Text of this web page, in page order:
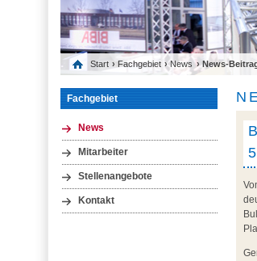
Start › Fachgebiet ›News › News-
Fachgebiet
News
Mitarbeiter
Stellenangebote
Kontakt